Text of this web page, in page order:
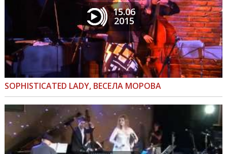
15.06
2015
SOPHISTICATED LADY, ВЕСЕЛА МОРОВА